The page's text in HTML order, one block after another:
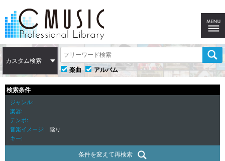
カスタム検索
楽曲
アルバム
検索条件
ジャンル
楽器
テンポ
音楽イメージ
陰り
キー
条件を変えて再検索